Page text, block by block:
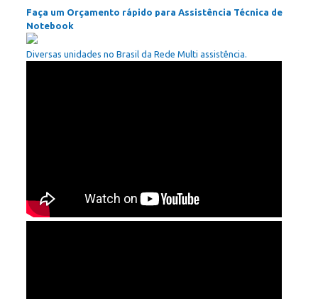
Faça um Orçamento rápido para Assistência Técnica de
Notebook
Diversas unidades no Brasil da Rede Multi assistência.